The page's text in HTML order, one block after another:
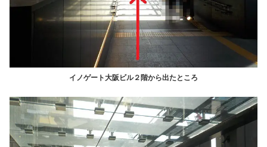
イノゲート大阪ビル２階から出たところ